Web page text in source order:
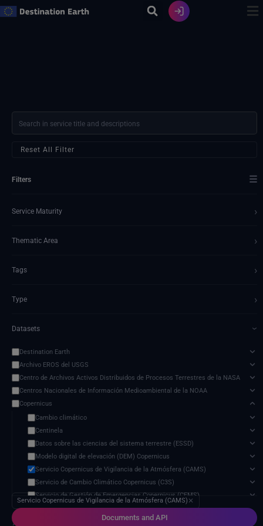
Ir
Reset All Filter
Filters ☰
Service Maturity ›
Thematic Area ›
Tags ›
Type ›
Datasets ›
Destination Earth
Archivo EROS del USGS
Centro de Archivos Activos Distribuidos de Procesos Terrestres de la NASA
Centros Nacionales de Información Medioambiental de la NOAA
Copernicus
Cambio climático
Centinela
Datos sobre las ciencias del sistema terrestre (ESSD)
Modelo digital de elevación (DEM) Copernicus
Servicio Copernicus de Vigilancia de la Atmósfera (CAMS)
Servicio de Cambio Climático Copernicus (C3S)
Servicio de Gestión de Emergencias Copernicus (CEMS)
Servicio de Vigilancia Marina Copernicus (CMEMS)
Servicio de Vigilancia Terrestre Copernicus (CLMS)
Documents and API
Servicio Copernicus de Vigilancia de la Atmósfera (CAMS) ✕
7 services found